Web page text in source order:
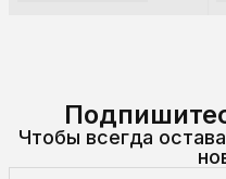
Чтобы всегда